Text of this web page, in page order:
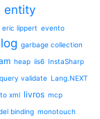
entity
eric lippert evento
garbage collection
heap iis6 InstaSharp
validate Lang.NEXT
xml livros mcp
binding monotouch